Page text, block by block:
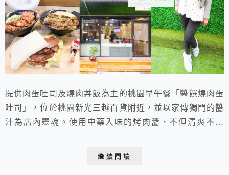
提供肉蛋吐司及燒肉丼飯為主的桃園早午餐「醬饌燒肉蛋
吐司」，位於桃園新光三越百貨附近，並以家傳獨門的醬
汁為店內靈魂。使用中藥入味的烤肉醬，不但清爽不膩
繼續閱讀